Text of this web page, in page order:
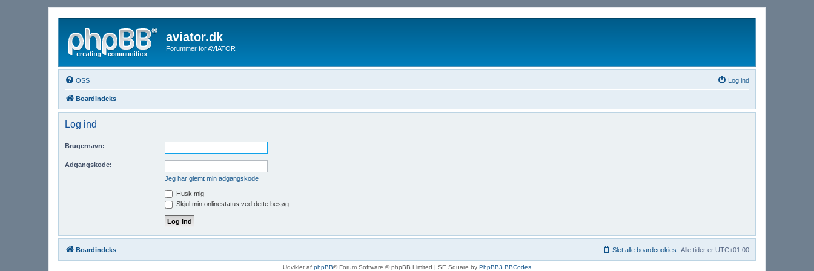
aviator.dk
Forummer for AVIATOR
OSS Log ind
Boardindeks
Log ind
Brugernavn:
Adgangskode:
Jeg har glemt min adgangskode
Husk mig
Skjul min onlinestatus ved dette besøg
Boardindeks Alle tider er UTC+01:00
Slet alle boardcookies
Udviklet af phpBB® Forum Software © phpBB Limited | SE Square by PhpBB3 BBCodes